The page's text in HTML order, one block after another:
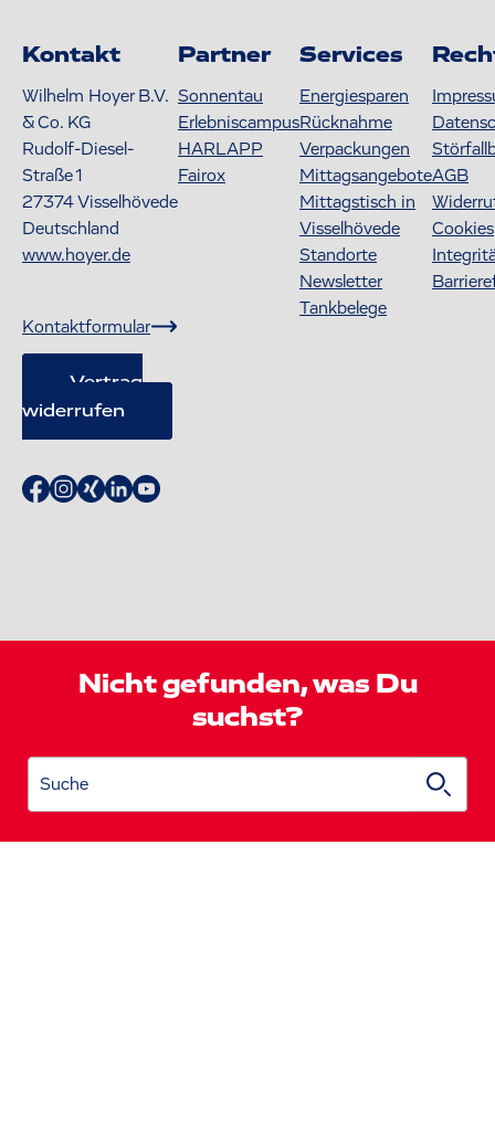
Kontakt
Wilhelm Hoyer B.V.
& Co. KG
Rudolf-Diesel-
Straße 1
27374Visselhövede
Deutschland
www.hoyer.de
Kontaktformular
Vertrag
widerrufen
Partner
Sonnentau
Erlebniscampus
HARLAPP
Fairox
Services
Energiesparen
Rücknahme
Verpackungen
Mittagsangebote
Mittagstisch in
Visselhövede
Standorte
Newsletter
Tankbelege
AGB
Cookies
Nicht gefunden, was Du
suchst?
Suche